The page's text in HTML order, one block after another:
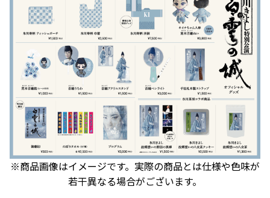
※商品画像はイメージです。実際の商品とは仕様や色味が
若干異なる場合がございます。